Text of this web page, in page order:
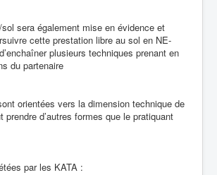
sera également mise en évidence et
cette prestation libre au sol en NE-
plusieurs techniques prenant en
du partenaire
orientées vers la dimension technique de
prendre d’autres formes que le pratiquant
par les KATA :